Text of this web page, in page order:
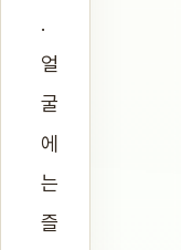
.
얼
굴
에
는
즐